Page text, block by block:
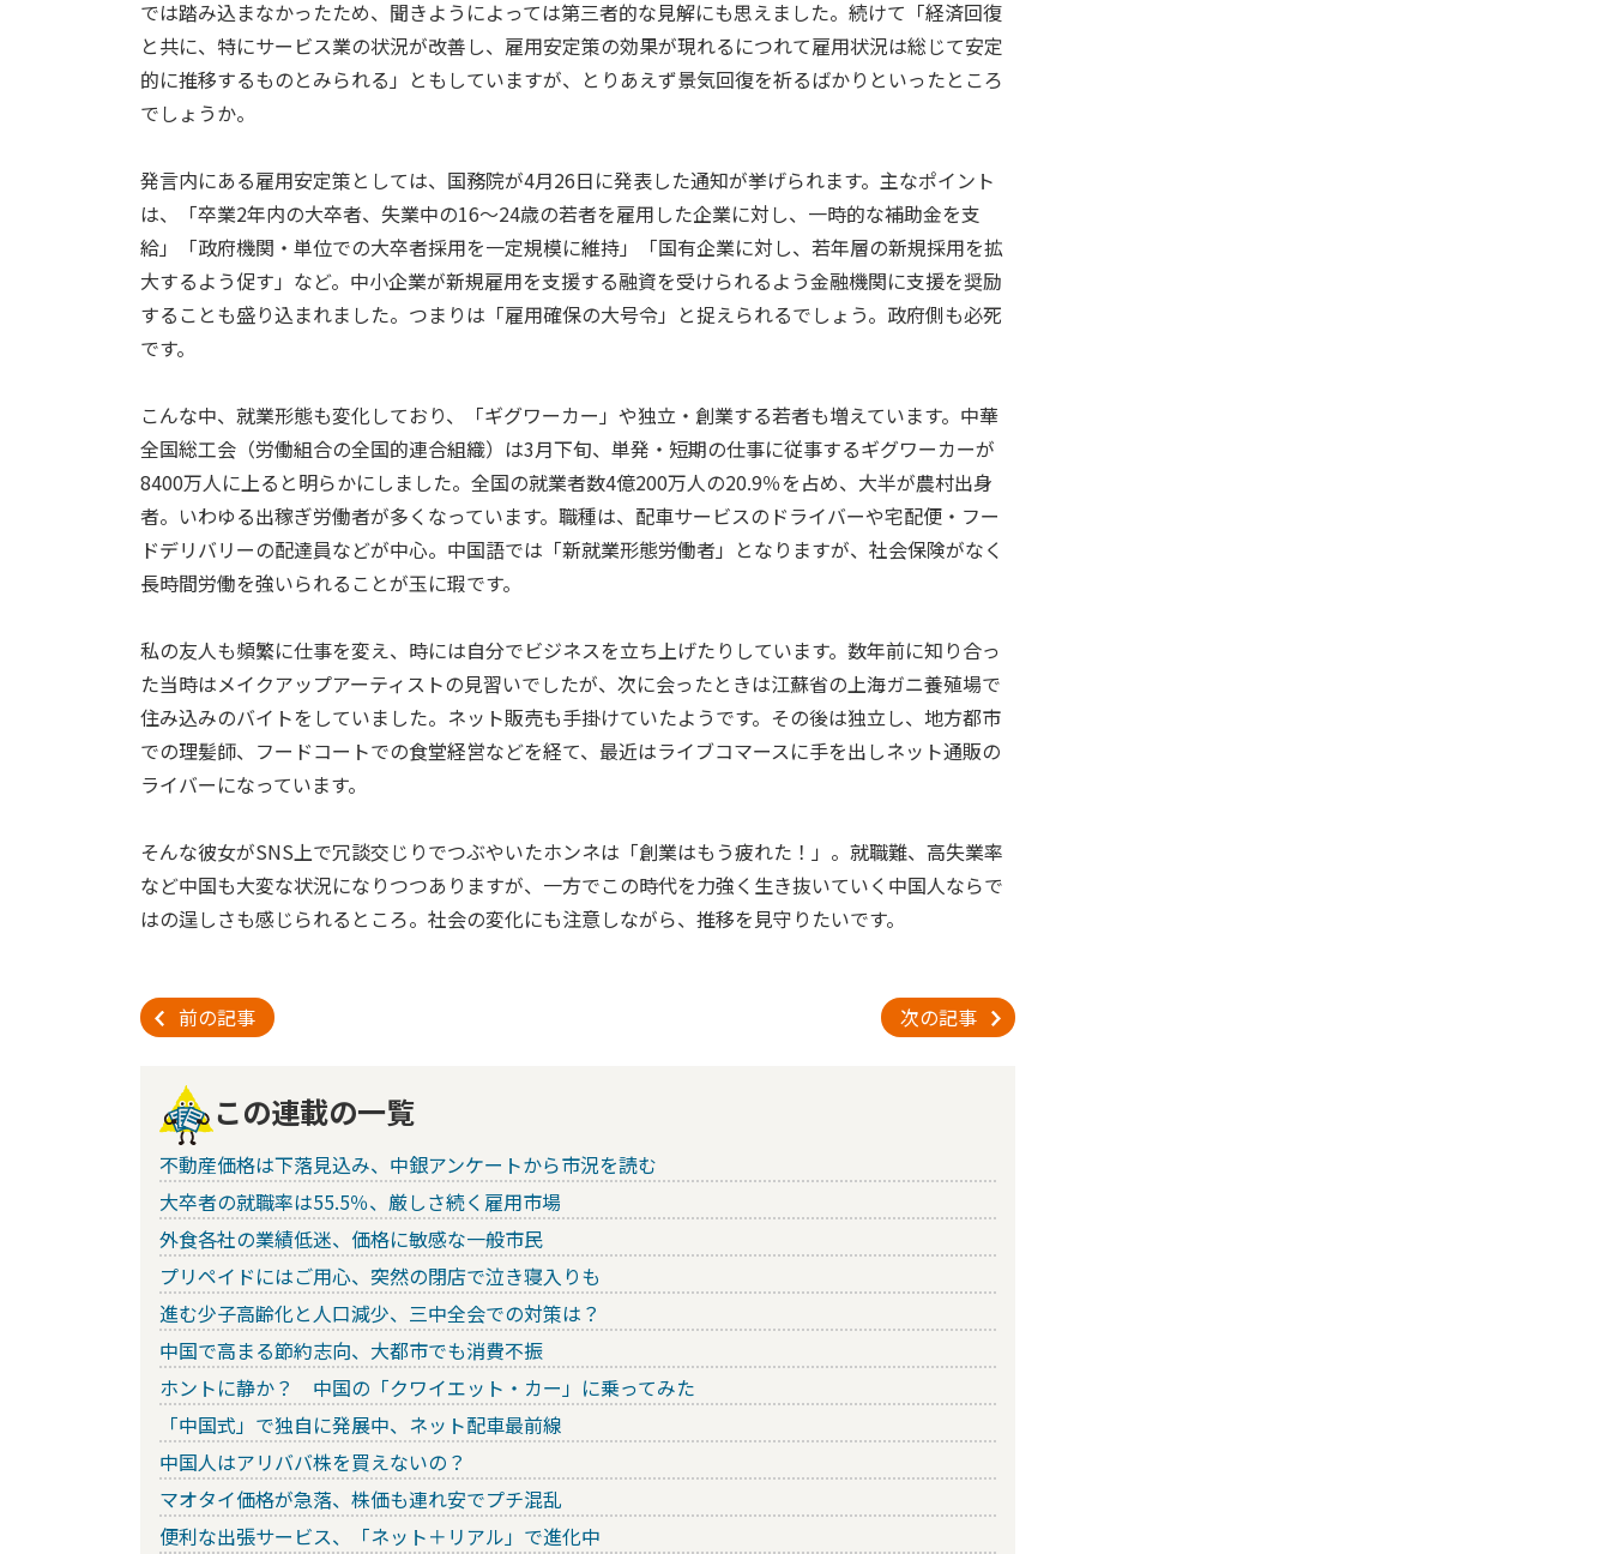
では踏み込まなかったため、聞きようによっては第三者的な見解にも思えました。続けて「経済回復
と共に、特にサービス業の状況が改善し、雇用安定策の効果が現れるにつれて雇用状況は総じて安定
的に推移するものとみられる」ともしていますが、とりあえず景気回復を祈るばかりといったところ
でしょうか。
発言内にある雇用安定策としては、国務院が4月26日に発表した通知が挙げられます。主なポイント
は、「卒業2年内の大卒者、失業中の16～24歳の若者を雇用した企業に対し、一時的な補助金を支
給」「政府機関・単位での大卒者採用を一定規模に維持」「国有企業に対し、若年層の新規採用を拡
大するよう促す」など。中小企業が新規雇用を支援する融資を受けられるよう金融機関に支援を奨励
することも盛り込まれました。つまりは「雇用確保の大号令」と捉えられるでしょう。政府側も必死
です。
こんな中、就業形態も変化しており、「ギグワーカー」や独立・創業する若者も増えています。中華
全国総工会（労働組合の全国的連合組織）は3月下旬、単発・短期の仕事に従事するギグワーカーが
8400万人に上ると明らかにしました。全国の就業者数4億200万人の20.9％を占め、大半が農村出身
者。いわゆる出稼ぎ労働者が多くなっています。職種は、配車サービスのドライバーや宅配便・フー
ドデリバリーの配達員などが中心。中国語では「新就業形態労働者」となりますが、社会保険がなく
長時間労働を強いられることが玉に瑕です。
私の友人も頻繁に仕事を変え、時には自分でビジネスを立ち上げたりしています。数年前に知り合っ
た当時はメイクアップアーティストの見習いでしたが、次に会ったときは江蘇省の上海ガニ養殖場で
住み込みのバイトをしていました。ネット販売も手掛けていたようです。その後は独立し、地方都市
での理髪師、フードコートでの食堂経営などを経て、最近はライブコマースに手を出しネット通販の
ライバーになっています。
そんな彼女がSNS上で冗談交じりでつぶやいたホンネは「創業はもう疲れた！」。就職難、高失業率
など中国も大変な状況になりつつありますが、一方でこの時代を力強く生き抜いていく中国人ならで
はの逞しさも感じられるところ。社会の変化にも注意しながら、推移を見守りたいです。
前の記事 次の記事
この連載の一覧
不動産価格は下落見込み、中銀アンケートから市況を読む
大卒者の就職率は55.5％、厳しさ続く雇用市場
外食各社の業績低迷、価格に敏感な一般市民
プリペイドにはご用心、突然の閉店で泣き寝入りも
進む少子高齢化と人口減少、三中全会での対策は？
中国で高まる節約志向、大都市でも消費不振
ホントに静か？ 中国の「クワイエット・カー」に乗ってみた
「中国式」で独自に発展中、ネット配車最前線
中国人はアリババ株を買えないの？
マオタイ価格が急落、株価も連れ安でプチ混乱
便利な出張サービス、「ネット＋リアル」で進化中